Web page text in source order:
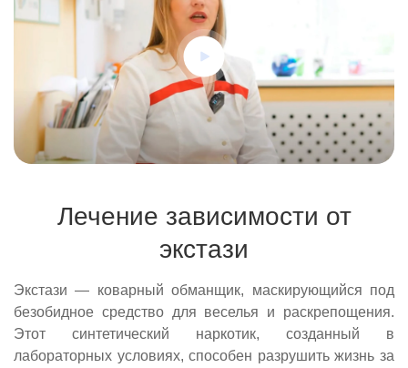
Лечение зависимости от
экстази
Экстази — коварный обманщик, маскирующийся под
безобидное средство для веселья и раскрепощения.
Этот синтетический наркотик, созданный в
лабораторных условиях, способен разрушить жизнь за